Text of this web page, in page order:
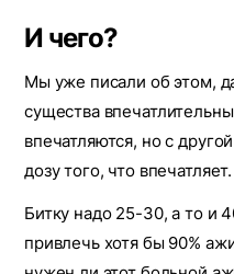
И чего?
Мы уже писали об этом,
существа
впечатляются, но с
дозу того, что впечатляет.
Битку надо 25-30, а то и
привлечь хотя бы 90%